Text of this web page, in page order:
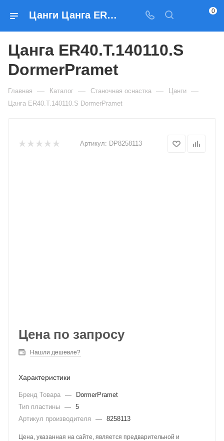
Цанги Цанга ER40.T.140110.S DormerPramet — купить по выгодным ценам в Москве 0
Цанга ER40.T.140110.S
DormerPramet
Главная — Каталог — Станочная оснастка — Цанги —
Цанга ER40.T.140110.S DormerPramet
Артикул: DP8258113
Цена по запросу
Нашли дешевле?
Характеристики
Бренд Товара —
DormerPramet
Тип пластины — 5
Артикул производителя
— 8258113
Цена, указанная на сайте, является предварительной и